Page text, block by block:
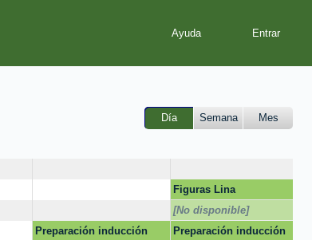
Ayuda
Día Semana Mes
Figuras Lina
[No disponible]
Preparación inducción
Preparación inducción